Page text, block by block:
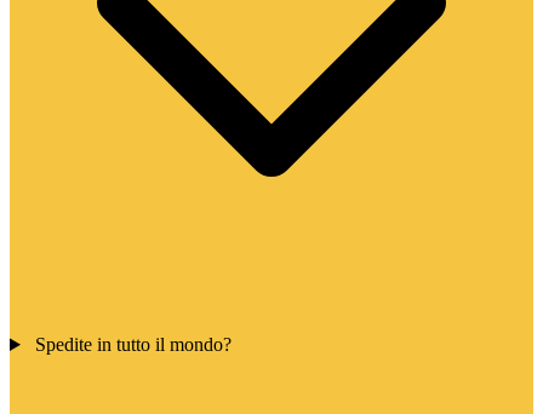
Spedite in tutto il mondo?